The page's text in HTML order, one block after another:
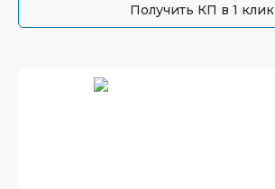
Получить КП в 1 клик